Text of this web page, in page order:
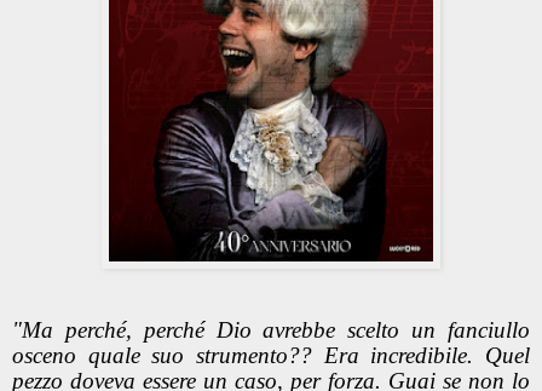
"Ma perché, perché Dio avrebbe scelto un fanciullo
osceno quale suo strumento?? Era incredibile. Quel
pezzo doveva essere un caso, per forza. Guai se non lo